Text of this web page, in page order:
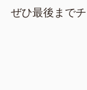
ぜひ最後まで